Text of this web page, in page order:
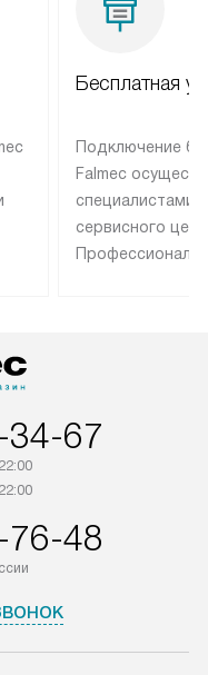
Бесплатная
Подключение
Falmec
специалистами
сервисного
34-67
76-48